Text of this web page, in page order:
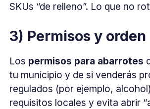
SKUs “de relleno”. Lo que no
3) Permisos y
Los permisos para abarrotes
tu municipio y de si venderás
regulados (por ejemplo,
requisitos locales y evita abrir